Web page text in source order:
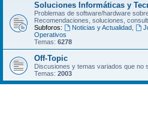
Soluciones Informáticas y
Problemas de software/hardware
Recomendaciones, soluciones,
Subforos:
Noticias y Actualidad,
Operativos
Temas: 6278
Off-Topic
Discusiones y temas variados que no
Temas: 2003